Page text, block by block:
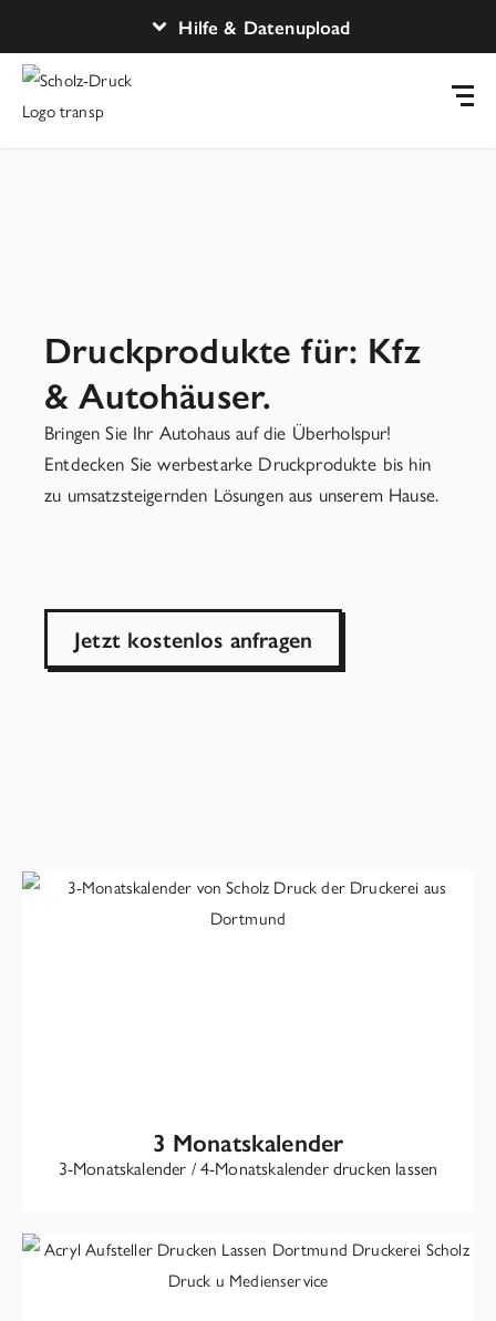
Hilfe & Datenupload
Druckprodukte für: Kfz
& Autohäuser.
Bringen Sie Ihr Autohaus auf die Überholspur!
Entdecken Sie werbestarke Druckprodukte bis hin
zu umsatzsteigernden Lösungen aus unserem Hause.
Jetzt kostenlos anfragen
3 Monatskalender
3-Monatskalender / 4-Monatskalender drucken lassen